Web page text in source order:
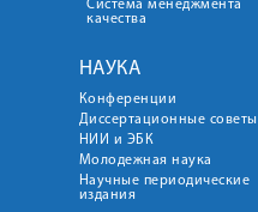
Система менеджмента
качества
НАУКА
Конференции
Диссертационные советы
НИИ и ЭБК
Молодежная наука
Научные периодические
издания